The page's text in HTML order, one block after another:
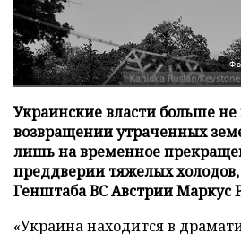
Украинские власти больше
возвращении утраченных
лишь на временное
преддверии тяжелых
Генштаба ВС Австрии Маркус
«Украина находится в